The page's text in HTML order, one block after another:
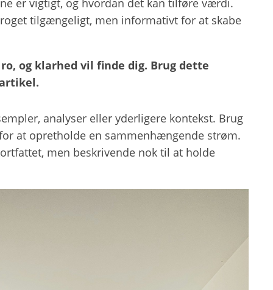
tilgængeligt, men informativt for at skabe
og klarhed vil finde dig. Brug dette
analyser eller yderligere kontekst. Brug
at opretholde en sammenhængende strøm.
men beskrivende nok til at holde